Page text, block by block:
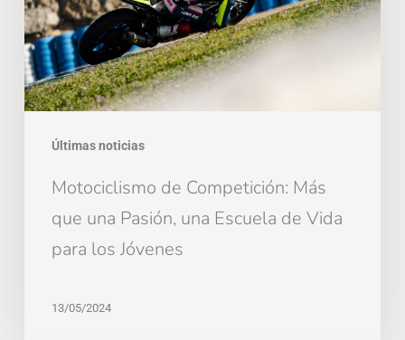
Últimas noticias
una
Pasión,
una
Escuela
Vida
para
Jóvenes
Motociclismo de Competición: Más
que una Pasión, una Escuela de Vida
para los Jóvenes
13/05/2024